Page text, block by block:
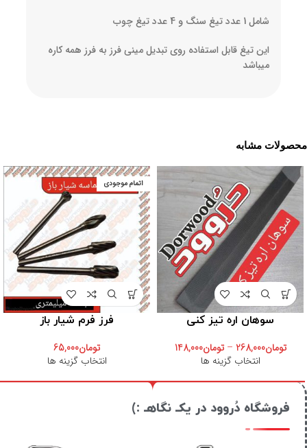
شامل 1 عدد تیغ سنگ و 4 عدد تیغ چوب
این تیغ قابل استفاده روی تبدیل مینی فرز به فرز همه کاره
میباشد
محصولات مشابه
سوهان اره تیز کنی
تومان268,000
– تومان148,000
انتخاب گزینه ها
اتمام موجودی
فرز فرم شیار باز
تومان65,000
انتخاب گزینه ها
فروشگاه دُروود در یکـ نگاهـ :)